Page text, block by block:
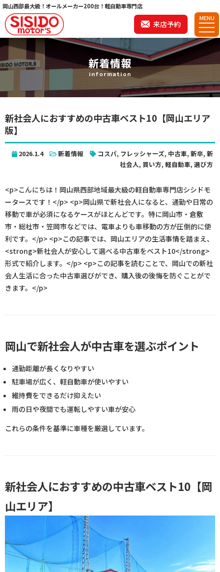
岡山西部最大級！オールメーカー200台！軽自動車専門店
来店予約
MENU
新着情報
information
新社会人におすすめの中古車ベスト10【岡山エリア
版】
2026.1.4 新着情報 コスパ, フレッシャーズ, 中古車, 新卒, 新
社会人, 買い方, 軽自動車, 選び方
<p>こんにちは！岡山県西部地域最大級の軽自動車専門店シシドモ
ータースです！</p> <p>岡山県で新社会人になると、通勤や日常の
移動で車が必須になるケースがほとんどです。特に岡山市・倉敷
市・総社市・笠岡市などでは、電車よりも車移動の方が圧倒的に便
利です。</p> <p>この記事では、岡山エリアの生活事情を踏まえ、
<strong>新社会人が安心して選べる中古車をベスト10</strong>
形式で紹介します。</p> <p>この記事を読むことで、岡山での新社
会人生活に合った中古車選びができ、購入後の後悔を防ぐことがで
きます。</p>
岡山で新社会人が中古車を選ぶポイント
通勤距離が長くなりやすい
駐車場が広く、軽自動車が使いやすい
維持費をできるだけ抑えたい
雨の日や夜間でも運転しやすい車が安心
これらの条件を基準に車種を厳選しています。
新社会人におすすめの中古車ベスト10【岡
山エリア】